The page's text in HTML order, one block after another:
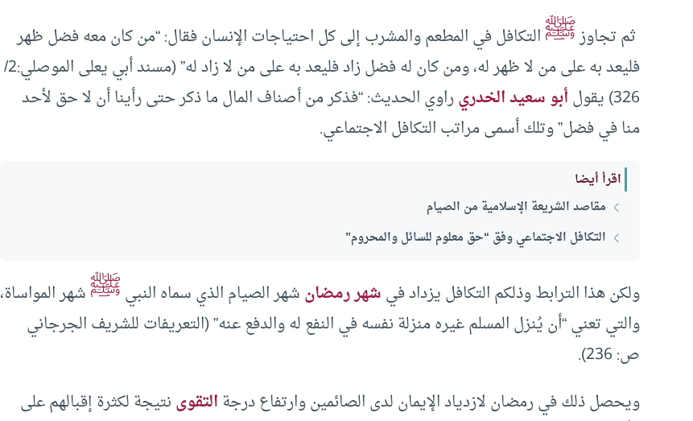
ثم تجاوزﷺالتكافل في المطعم والمشرب إلى كل احتياجات الإنسان فقال: “من كان معه فضل ظهر
فليعد به على من لا ظهر له، ومن كان له فضل زاد فليعد به على من لا زاد له” (مسند أبي يعلى الموصلي:2/
326) يقول
أبو سعيد الخدريراوي الحديث: “فذكر من أصناف المال ما ذكر حتى رأينا أن لا حق لأحد
منا في فضل” وتلك أسمى مراتب التكافل الاجتماعي.
اقرأ أيضا
مقاصد الشريعة الإسلامية من الصيام
التكافل الاجتماعي وفق “حق معلوم للسائل والمحروم”
ولكن هذا الترابط وذلكم التكافل يزداد فيشهر رمضانشهر الصيام الذي سماه النبيﷺشهر المواساة،
والتي تعني “أن يُنزل المسلم غيره منزلة نفسه في النفع له والدفع عنه” (التعريفات للشريف الجرجاني
ص: 236).
ويحصل ذلك في رمضان لازدياد الإيمان لدى الصائمين وارتفاع درجةالتقوىنتيجة لكثرة إقبالهم على